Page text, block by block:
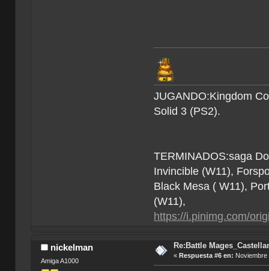
JUGANDO:Kingdom
Solid 3 (PS2).
TERMINADOS:saga
Invincible (W11),
Black Mesa ( W11),
(W11),
https://i.pinimg.com/
nickelman
Amiga A1000
Re:Battle
« Respuesta #6 en: Noviembre